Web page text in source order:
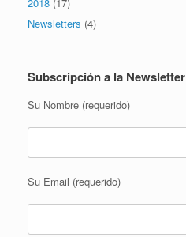
Newsletters (4)
Subscripción a la Newsletter
Su Nombre (requerido)
Su Email (requerido)